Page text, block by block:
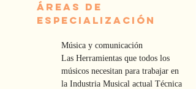
Áreas de
Especialización
Música y comunicación
Las Herramientas que todos los
músicos necesitan para trabajar en
la Industria Musical actual Técnica